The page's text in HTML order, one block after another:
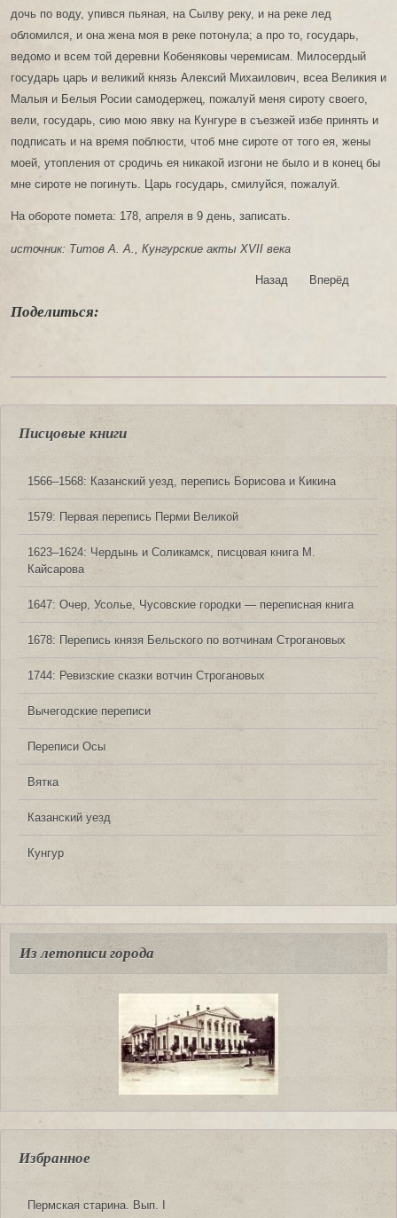
дочь по воду, упився пьяная, на Сылву реку, и на реке лед
обломился, и она жена моя в реке потонула; а про то, государь,
ведомо и всем той деревни Кобеняковы черемисам. Милосердый
государь царь и великий князь Алексий Михаилович, всеа Великия и
Малыя и Белыя Росии самодержец, пожалуй меня сироту своего,
вели, государь, сию мою явку на Кунгуре в съезжей избе принять и
подписать и на время поблюсти, чтоб мне сироте от того ея, жены
моей, утопления от сродичь ея никакой изгони не было и в конец бы
мне сироте не погинуть. Царь государь, смилуйся, пожалуй.
На обороте помета: 178, апреля в 9 день, записать.
источник: Титов А. А., Кунгурские акты XVII века
Назад Вперёд
Поделиться:
Писцовые книги
1566‒1568: Казанский уезд, перепись Борисова и Кикина
1579: Первая перепись Перми Великой
1623‒1624: Чердынь и Соликамск, писцовая книга М.
Кайсарова
1647: Очер, Усолье, Чусовские городки — переписная книга
1678: Перепись князя Бельского по вотчинам Строгановых
1744: Ревизские сказки вотчин Строгановых
Вычегодские переписи
Переписи Осы
Вятка
Казанский уезд
Кунгур
Из летописи города
Избранное
Пермская старина. Вып. I